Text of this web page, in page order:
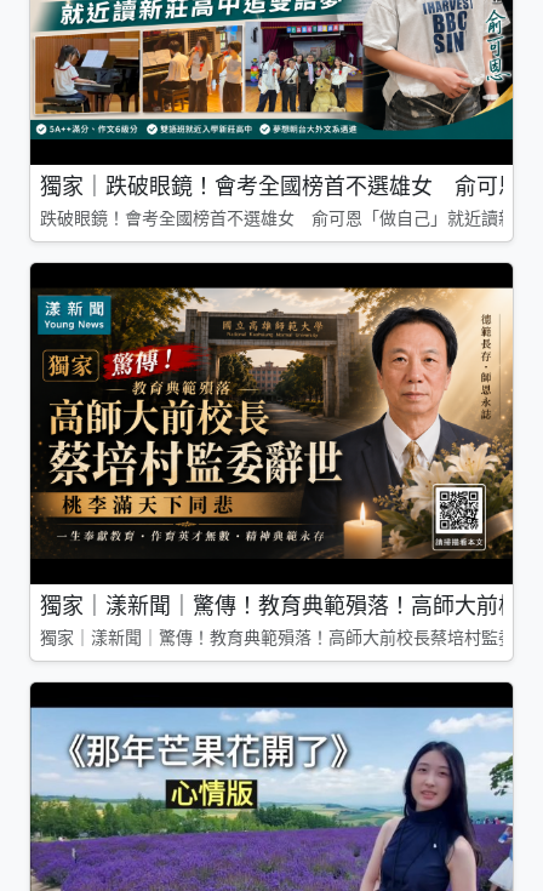
獨家｜跌破眼鏡！會考全國榜首不選雄女 俞可恩
跌破眼鏡！會考全國榜首不選雄女 俞可恩「做自己」就近讀新莊
獨家｜漾新聞｜驚傳！教育典範殞落！高師大前校
獨家｜漾新聞｜驚傳！教育典範殞落！高師大前校長蔡培村監委